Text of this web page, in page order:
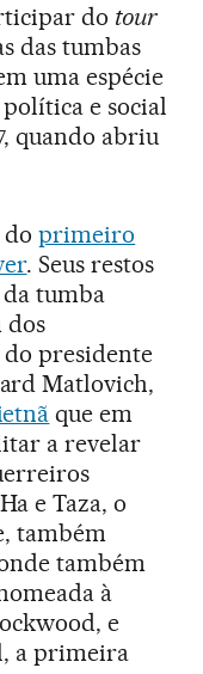
do tour
das tumbas
uma espécie
e social
quando abriu
doprimeiro
. Seus restos
da tumba
dos
do presidente
Matlovich,
que em
a revelar
e Taza, o
também
também
à
e
a primeira